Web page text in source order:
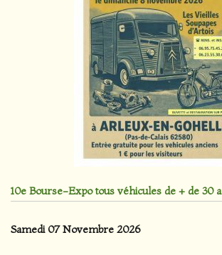
10e Bourse-Expo tous véhicules de + de 30
Samedi 07 Novembre 2026